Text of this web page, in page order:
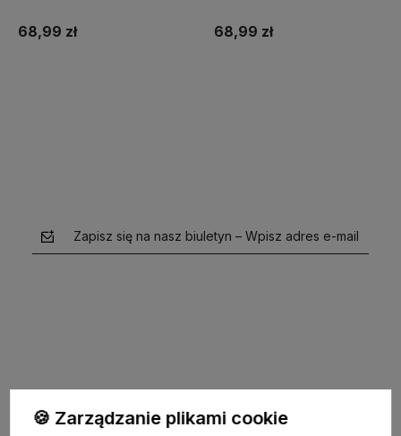
na PREZENT URODZINY
ŚWIĘTA
68,99 zł
PREZENT URODZINY ŚWIĘTA
68,99 zł
Zapisz się na nasz biuletyn – Wpisz adres e-mail
🍪 Zarządzanie plikami cookie